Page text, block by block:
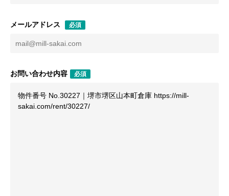
メールアドレス 必須
お問い合わせ内容 必須